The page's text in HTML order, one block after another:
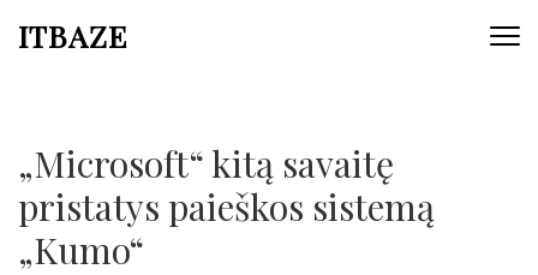
ITBAZE
„Microsoft“ kitą savaitę
pristatys paieškos sistemą
„Kumo“